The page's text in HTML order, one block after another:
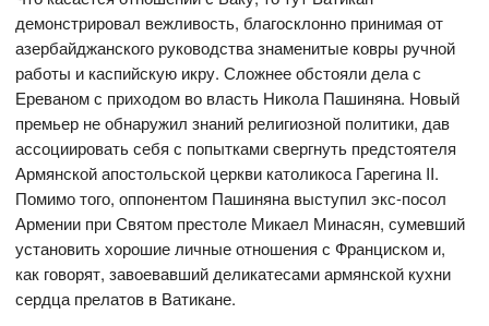
демонстрировал вежливость, благосклонно принимая от
азербайджанского руководства знаменитые ковры ручной
работы и каспийскую икру. Сложнее обстояли дела с
Ереваном с приходом во власть Никола Пашиняна. Новый
премьер не обнаружил знаний религиозной политики, дав
ассоциировать себя с попытками свергнуть предстоятеля
Армянской апостольской церкви католикоса Гарегина II.
Помимо того, оппонентом Пашиняна выступил экс-посол
Армении при Святом престоле Микаел Минасян, сумевший
установить хорошие личные отношения с Франциском и,
как говорят, завоевавший деликатесами армянской кухни
сердца прелатов в Ватикане.